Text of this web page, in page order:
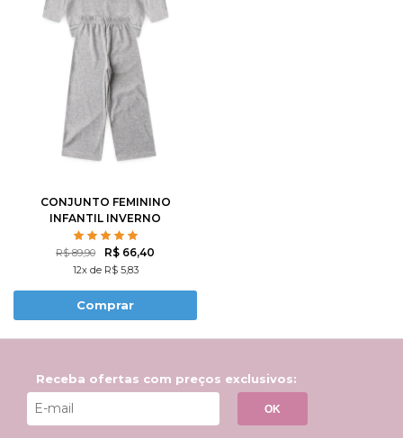
CONJUNTO FEMININO
INFANTIL INVERNO
QUENTINHO
R$ 89,90 R$ 66,40
12x de R$ 5,83
Comprar
Receba ofertas com preços exclusivos:
OK